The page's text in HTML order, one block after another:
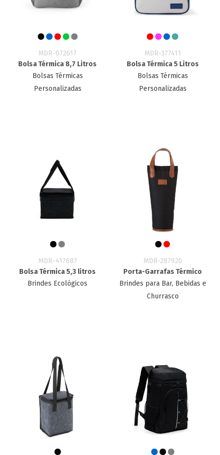
MDR-072617
Bolsa Térmica 8,7 Litros
Bolsas Térmicas
Personalizadas
MDR-377411
Bolsa Térmica 5 Litros
Bolsas Térmicas
Personalizadas
MDR-417687
Bolsa Térmica 5,3 litros
Brindes Ecológicos
MDR-287920
Porta-Garrafas Térmico
Brindes para Bar, Bebidas e
Churrasco